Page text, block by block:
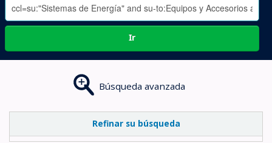
Ir
Búsqueda avanzada
Refinar su búsqueda